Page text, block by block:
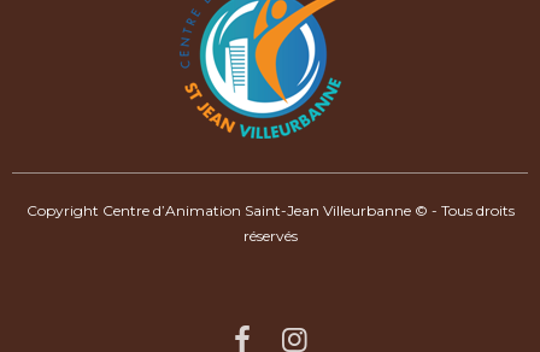
Copyright Centre d’Animation Saint-Jean Villeurbanne © - Tous droits
réservés